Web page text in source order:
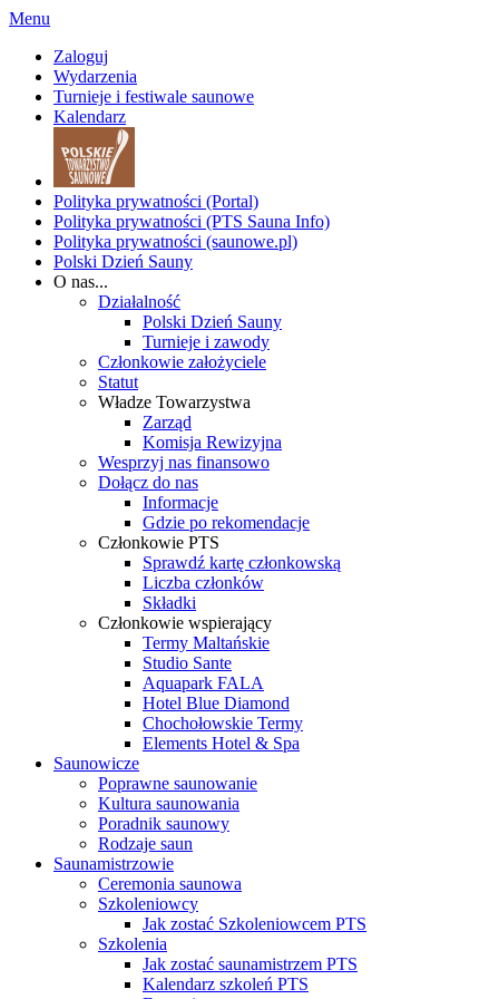
Menu
Zaloguj
Wydarzenia
Turnieje i festiwale saunowe
Kalendarz
Polityka prywatności (Portal)
Polityka prywatności (PTS Sauna Info)
Polityka prywatności (saunowe.pl)
Polski Dzień Sauny
O nas...
Działalność
Polski Dzień Sauny
Turnieje i zawody
Członkowie założyciele
Statut
Władze Towarzystwa
Zarząd
Komisja Rewizyjna
Wesprzyj nas finansowo
Dołącz do nas
Informacje
Gdzie po rekomendacje
Członkowie PTS
Sprawdź kartę członkowską
Liczba członków
Składki
Członkowie wspierający
Termy Maltańskie
Studio Sante
Aquapark FALA
Hotel Blue Diamond
Chochołowskie Termy
Elements Hotel & Spa
Saunowicze
Poprawne saunowanie
Kultura saunowania
Poradnik saunowy
Rodzaje saun
Saunamistrzowie
Ceremonia saunowa
Szkoleniowcy
Jak zostać Szkoleniowcem PTS
Szkolenia
Jak zostać saunamistrzem PTS
Kalendarz szkoleń PTS